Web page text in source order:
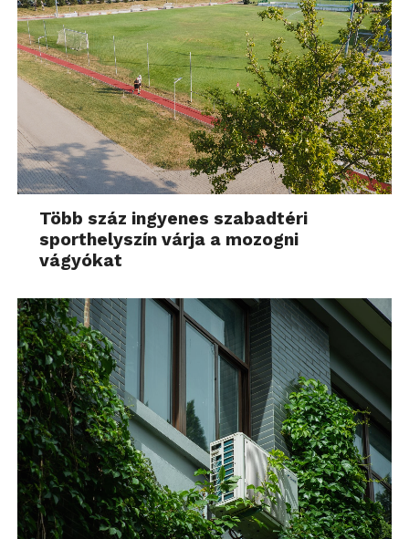
Több száz ingyenes szabadtéri
sporthelyszín várja a mozogni
vágyókat